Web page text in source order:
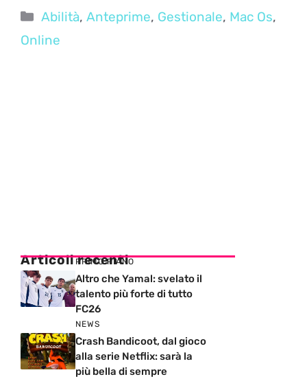
Categorie
Abilità,Anteprime, Gestionale, Mac Os,
Online
Articoli recenti
PRIMO PIANO
Altro che Yamal: svelato il
talento più forte di tutto
FC26
NEWS
Crash Bandicoot, dal gioco
alla serie Netflix: sarà la
più bella di sempre